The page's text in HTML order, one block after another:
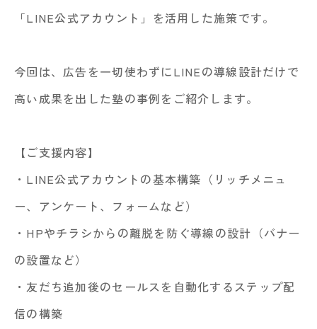
「LINE公式アカウント」を活用した施策です。
今回は、広告を一切使わずにLINEの導線設計だけで
高い成果を出した塾の事例をご紹介します。
【ご支援内容】
・LINE公式アカウントの基本構築（リッチメニュ
ー、アンケート、フォームなど）
・HPやチラシからの離脱を防ぐ導線の設計（バナー
の設置など）
・友だち追加後のセールスを自動化するステップ配
信の構築